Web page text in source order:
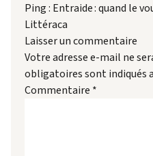
Ping : Entraide : quand le
Littéraca
Laisser un commentaire
Votre adresse e-mail ne
obligatoires sont indiqués
Commentaire *